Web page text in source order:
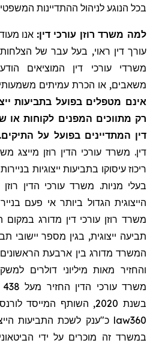
בכל הנוגע לניהול ההתדיינות
למה משרד רוזן עורכי דין: אנו
עורך דין ראוי, בעל עבר של
משרדי עורכי דין המוציאים
משאבים, או הכרת עמיתים
אינם מטפלים בפועל בתביעות
רק מתווכים המפנים לקוחות או
דין המתדיינים בפועל על התיקים.
דין. משרד עורכי הדין רוזן מייצג
ריכוז עיסוקו בתביעות ייצוגיות
בעלי מניות. משרד עורכי הדין
הייצוגית הגדול ביותר אי פעם
משרד רוזן עורכי דין מדורג במקום
בשנת 2020, השותף המייסד לורנס רוזן הוכרז על ידי חברת
law360 כ"ענק לשכת התביעות
במשרד זה מוכרים על ידי